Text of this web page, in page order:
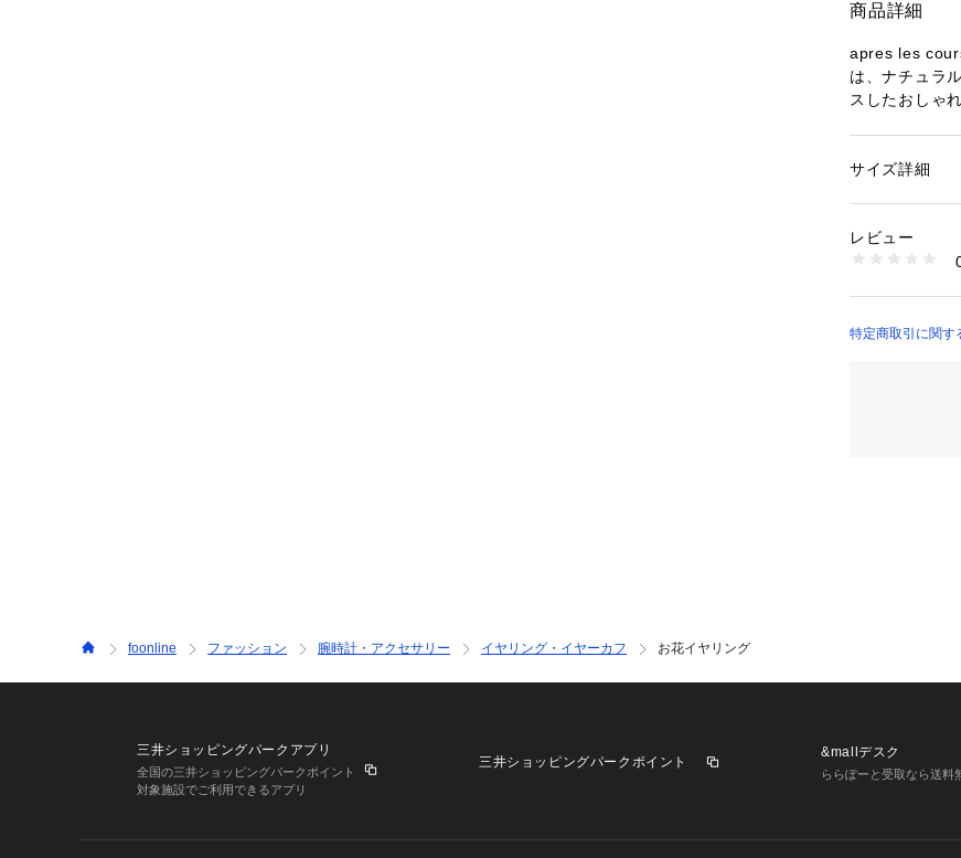
商品詳細
apres les
は、ナチュラ
スしたおしゃ
F：1.5×1.5
性別：キッズ・
V274A26 （シ
サイズ詳細
レビュー
特定商取引に関す
foonline ファッション 腕時計・アクセサリー イヤリング・イヤーカフ お花イヤリング
三井ショッピングパークアプリ
全国の三井ショッピングパークポイント
対象施設でご利用できるアプリ
三井ショッピングパークポイント
&mallデスク
ららぽーと受取なら送料